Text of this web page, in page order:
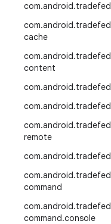
com.android.tradefed
com.android.tradefed
cache
com.android.tradefed
content
com.android.tradefed
com.android.tradefed
com.android.tradefed
remote
com.android.tradefed
com.android.tradefed
command
com.android.tradefed
command.console